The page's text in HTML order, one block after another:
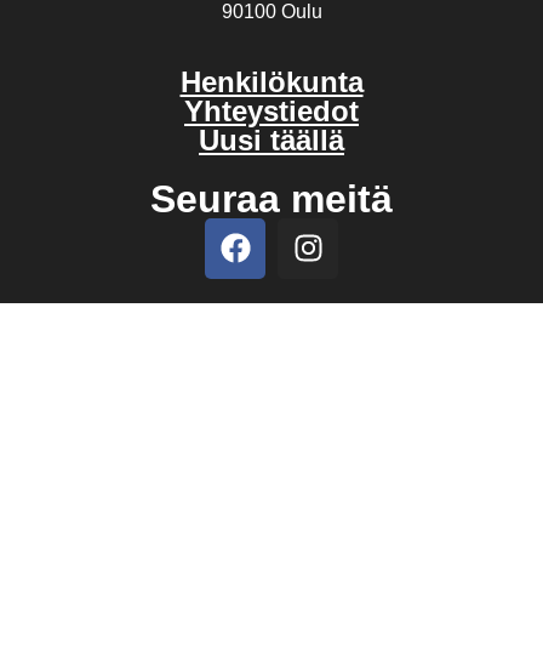
90100 Oulu
Henkilökunta
Yhteystiedot
Uusi täällä
Seuraa meitä